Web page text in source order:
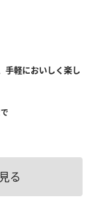
手軽においしく楽し
る